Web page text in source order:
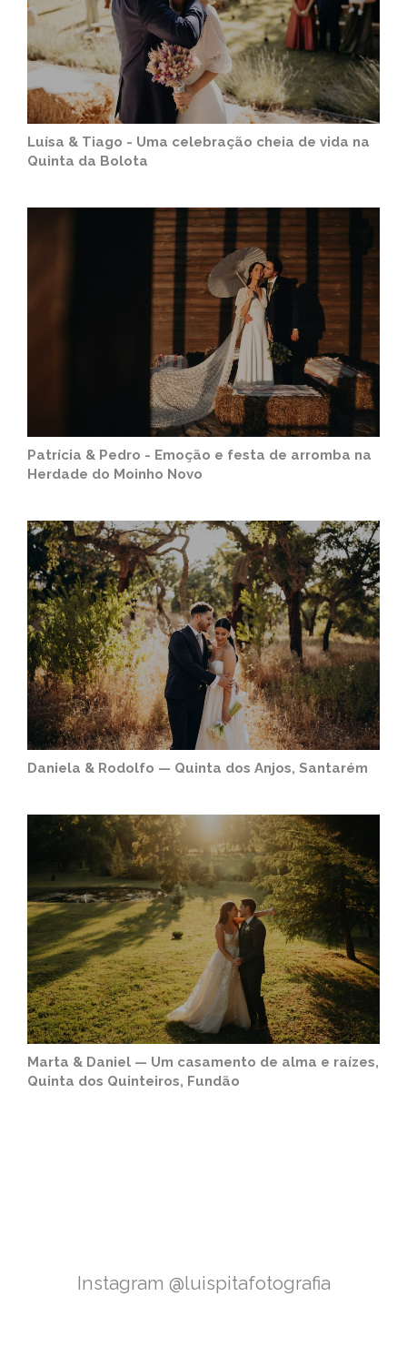
Luísa & Tiago - Uma celebração cheia de vida na
Quinta da Bolota
Patrícia & Pedro - Emoção e festa de arromba na
Herdade do Moinho Novo
Daniela & Rodolfo — Quinta dos Anjos, Santarém
Marta & Daniel — Um casamento de alma e raízes,
Quinta dos Quinteiros, Fundão
Instagram @luispitafotografia